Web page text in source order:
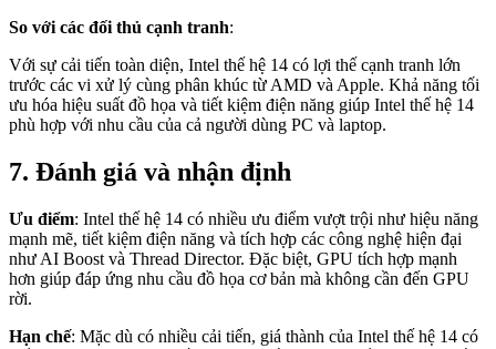
So với các đối thủ cạnh tranh:
Với sự cải tiến toàn diện, Intel thế hệ 14 có lợi thế cạnh tranh lớn
trước các vi xử lý cùng phân khúc từ AMD và Apple. Khả năng tối
ưu hóa hiệu suất đồ họa và tiết kiệm điện năng giúp Intel thế hệ 14
phù hợp với nhu cầu của cả người dùng PC và laptop.
7. Đánh giá và nhận định
Ưu điểm: Intel thế hệ 14 có nhiều ưu điểm vượt trội như hiệu năng
mạnh mẽ, tiết kiệm điện năng và tích hợp các công nghệ hiện đại
như AI Boost và Thread Director. Đặc biệt, GPU tích hợp mạnh
hơn giúp đáp ứng nhu cầu đồ họa cơ bản mà không cần đến GPU
rời.
Hạn chế: Mặc dù có nhiều cải tiến, giá thành của Intel thế hệ 14 có